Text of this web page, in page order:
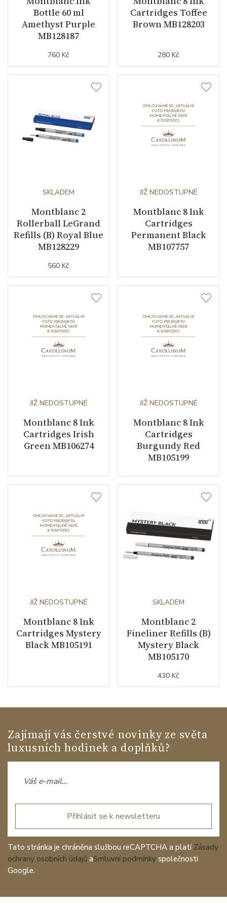
Bottle 60 ml
Amethyst Purple
MB128187
760 Kč
Cartridges Toffee
Brown MB128203
280 Kč
SKLADEM
Montblanc 2
Rollerball LeGrand
Refills (B) Royal Blue
MB128229
560 Kč
JIŽ NEDOSTUPNÉ
Montblanc 8 Ink
Cartridges
Permanent Black
MB107757
JIŽ NEDOSTUPNÉ
Montblanc 8 Ink
Cartridges Irish
Green MB106274
JIŽ NEDOSTUPNÉ
Montblanc 8 Ink
Cartridges
Burgundy Red
MB105199
JIŽ NEDOSTUPNÉ
Montblanc 8 Ink
Cartridges Mystery
Black MB105191
SKLADEM
Montblanc 2
Fineliner Refills (B)
Mystery Black
MB105170
430 Kč
Zajímají vás čerstvé novinky ze světa
luxusních hodinek a doplňků?
Přihlásit se k newsletteru
Tato stránka je chráněna službou reCAPTCHA a platí Zásady
ochrany osobních údajů aSmluvní podmínky společnosti
Google.